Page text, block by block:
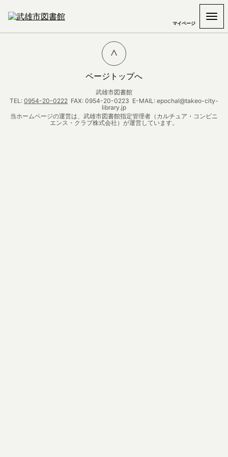
マイページ
ページトップへ
武雄市図書館
TEL: 0954-20-0222 FAX: 0954-20-0223 E-MAIL: epochal@takeo-city-
library.jp
当ホームページの運営は、武雄市図書館指定管理者（カルチュア・コンビニ
エンス・クラブ株式会社）が運営しています。